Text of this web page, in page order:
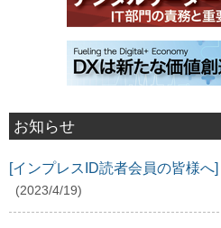
お知らせ
[インプレスID読者会員の皆様
(2023/4/19)